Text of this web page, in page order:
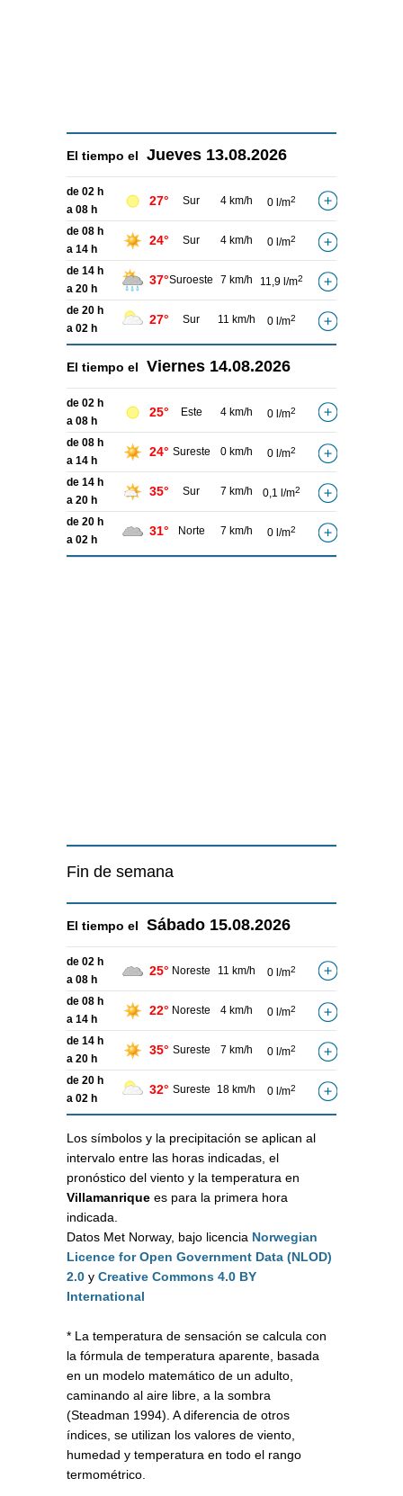
El tiempo el Jueves 13.08.2026
de 02 h
a 08 h
27° Sur 4 km/h 0 l/m2
de 08 h
a 14 h
24° Sur 4 km/h 0 l/m2
de 14 h
a 20 h
37°Suroeste 7 km/h 11,9 l/m2
de 20 h
a 02 h
27° Sur 11 km/h 0 l/m2
El tiempo el Viernes 14.08.2026
de 02 h
a 08 h
25° Este 4 km/h 0 l/m2
de 08 h
a 14 h
24° Sureste 0 km/h 0 l/m2
de 14 h
a 20 h
35° Sur 7 km/h 0,1 l/m2
de 20 h
a 02 h
31° Norte 7 km/h 0 l/m2
Fin de semana
El tiempo el Sábado 15.08.2026
de 02 h
a 08 h
25° Noreste 11 km/h 0 l/m2
de 08 h
a 14 h
22° Noreste 4 km/h 0 l/m2
de 14 h
a 20 h
35° Sureste 7 km/h 0 l/m2
de 20 h
a 02 h
32° Sureste 18 km/h 0 l/m2
Los símbolos y la precipitación se aplican al
intervalo entre las horas indicadas, el
pronóstico del viento y la temperatura en
Villamanrique es para la primera hora
indicada.
Datos Met Norway, bajo licencia Norwegian
Licence for Open Government Data (NLOD)
2.0 y Creative Commons 4.0 BY
International
* La temperatura de sensación se calcula con
la fórmula de temperatura aparente, basada
en un modelo matemático de un adulto,
caminando al aire libre, a la sombra
(Steadman 1994). A diferencia de otros
índices, se utilizan los valores de viento,
humedad y temperatura en todo el rango
termométrico.